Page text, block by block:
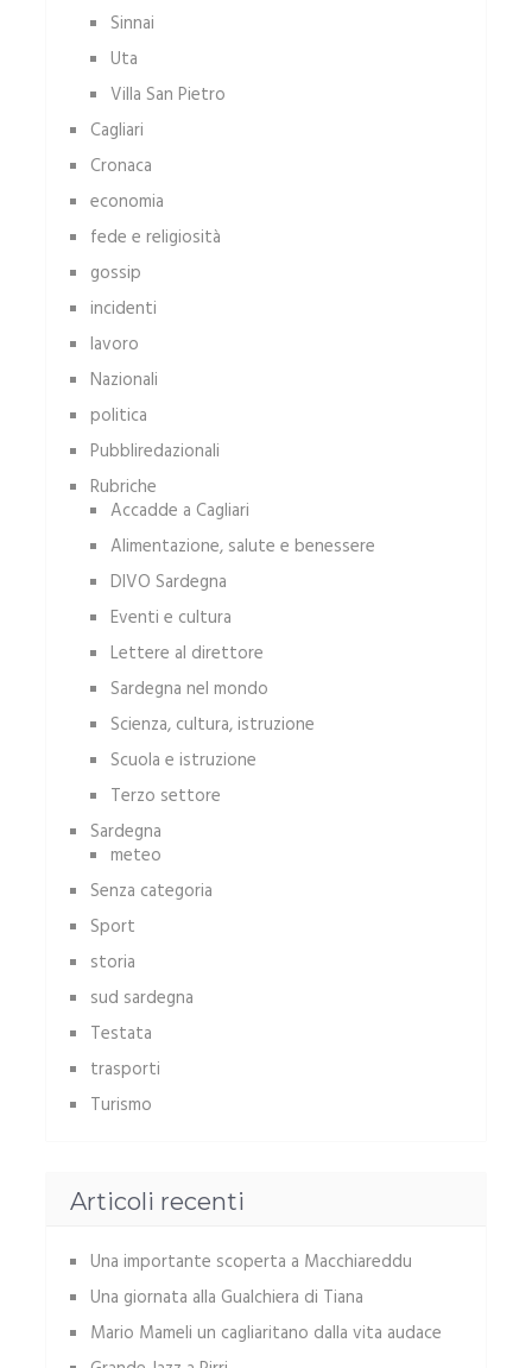
Sinnai
Uta
Villa San Pietro
Cagliari
Cronaca
economia
fede e religiosità
gossip
incidenti
lavoro
Nazionali
politica
Pubbliredazionali
Rubriche
Accadde a Cagliari
Alimentazione, salute e benessere
DIVO Sardegna
Eventi e cultura
Lettere al direttore
Sardegna nel mondo
Scienza, cultura, istruzione
Scuola e istruzione
Terzo settore
Sardegna
meteo
Senza categoria
Sport
storia
sud sardegna
Testata
trasporti
Turismo
Articoli recenti
Una importante scoperta a Macchiareddu
Una giornata alla Gualchiera di Tiana
Mario Mameli un cagliaritano dalla vita audace